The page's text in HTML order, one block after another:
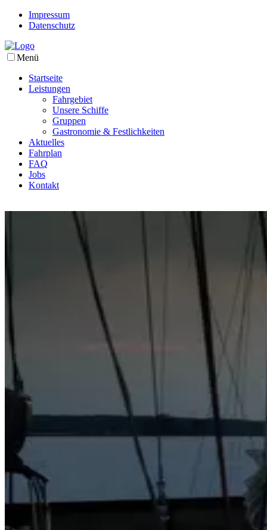
Impressum
Datenschutz
Menü
Startseite
Leistungen
Fahrgebiet
Unsere Schiffe
Gruppen
Gastronomie & Festlichkeiten
Aktuelles
Fahrplan
FAQ
Jobs
Kontakt